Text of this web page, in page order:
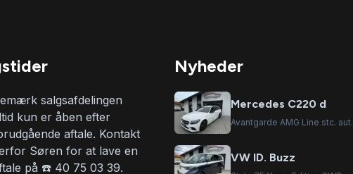
salgsafdelingen
kun er åben efter
aftale. Kontakt
Søren for at lave en
på ☎️ 40 75 03 39.
Nyheder
Mercedes C220 d
Avantgarde AMG Line stc. aut.
VW ID. Buzz